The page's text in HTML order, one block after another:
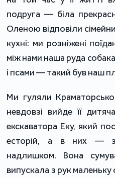
подруга — біла
Оленою відповіли
кухні: ми розніжені
між нами наша руда
і псами — такий був наш
Ми гуляли
невдовзі вийде її
екскаватора Еку, який
есторій, а в них —
надлишком. Вона
випускала з рук